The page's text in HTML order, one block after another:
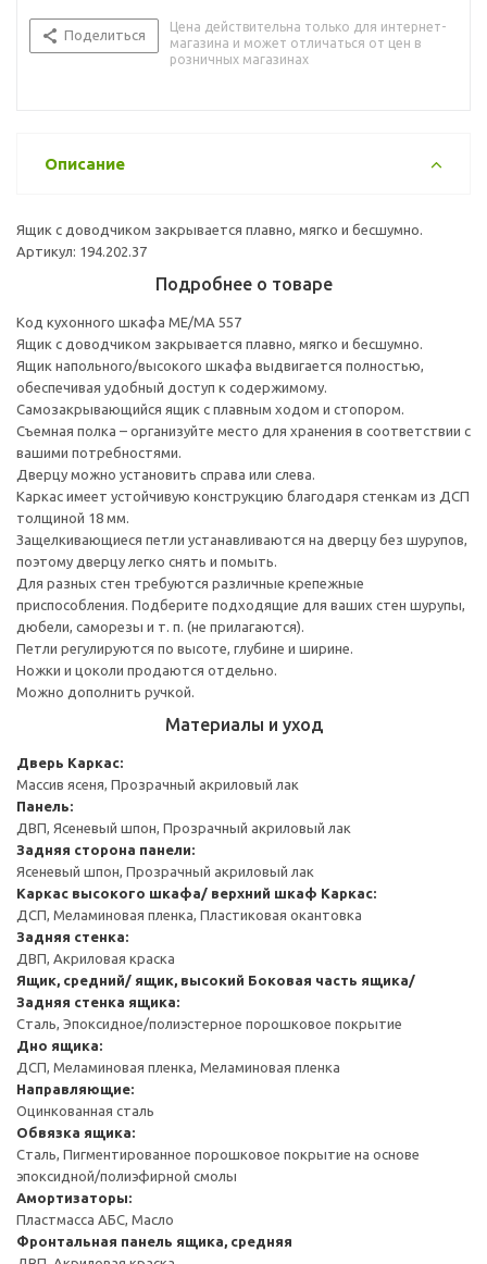
Поделиться
Цена действительна только для интернет-
магазина и может отличаться от цен в
розничных магазинах
Описание
Ящик с доводчиком закрывается плавно, мягко и бесшумно.
Артикул: 194.202.37
Подробнее о товаре
Код кухонного шкафа ME/MA 557
Ящик с доводчиком закрывается плавно, мягко и бесшумно.
Ящик напольного/высокого шкафа выдвигается полностью,
обеспечивая удобный доступ к содержимому.
Cамозакрывающийся ящик с плавным ходом и стопором.
Съемная полка – организуйте место для хранения в соответствии с
вашими потребностями.
Дверцу можно установить справа или слева.
Каркас имеет устойчивую конструкцию благодаря стенкам из ДСП
толщиной 18 мм.
Защелкивающиеся петли устанавливаются на дверцу без шурупов,
поэтому дверцу легко снять и помыть.
Для разных стен требуются различные крепежные
приспособления. Подберите подходящие для ваших стен шурупы,
дюбели, саморезы и т. п. (не прилагаются).
Петли регулируются по высоте, глубине и ширине.
Ножки и цоколи продаются отдельно.
Можно дополнить ручкой.
Материалы и уход
Дверь Каркас:
Массив ясеня, Прозрачный акриловый лак
Панель:
ДВП, Ясеневый шпон, Прозрачный акриловый лак
Задняя сторона панели:
Ясеневый шпон, Прозрачный акриловый лак
Каркас высокого шкафа/ верхний шкаф Каркас:
ДСП, Меламиновая пленка, Пластиковая окантовка
Задняя стенка:
ДВП, Акриловая краска
Ящик, средний/ ящик, высокий Боковая часть ящика/
Задняя стенка ящика:
Сталь, Эпоксидное/полиэстерное порошковое покрытие
Дно ящика:
ДСП, Меламиновая пленка, Меламиновая пленка
Направляющие:
Оцинкованная сталь
Обвязка ящика:
Сталь, Пигментированное порошковое покрытие на основе
эпоксидной/полиэфирной смолы
Амортизаторы:
Пластмасса АБС, Масло
Фронтальная панель ящика, средняя